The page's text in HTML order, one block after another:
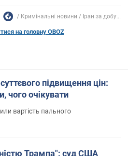
Кримінальні новини Іран за добу...
на головну OBOZ
підвищення цін:
чого очікувати
вартість пального
Трампа": суд США